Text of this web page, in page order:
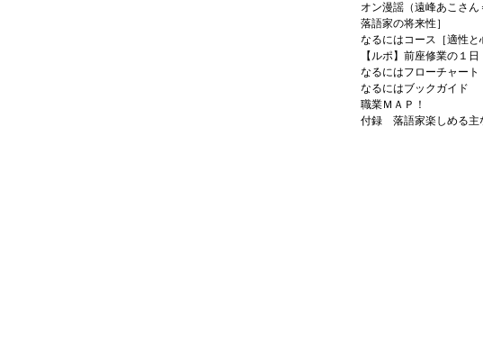
オン漫謡（遠峰あこさ
落語家の将来性］
なるにはコース［適性
【ルポ】前座修業の１
なるにはフローチャー
なるにはブックガイド
職業ＭＡＰ！
付録 落語家楽しめる主